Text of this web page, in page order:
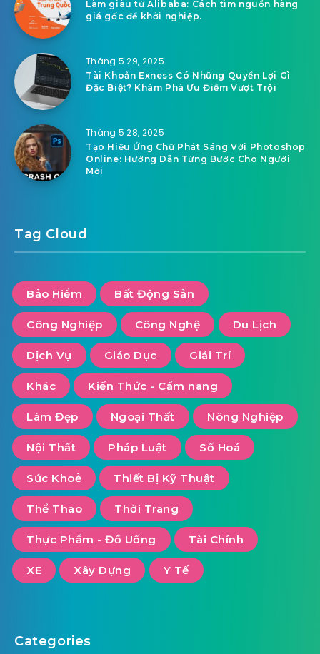
Làm giàu từ Alibaba: Cách tìm nguồn hàng
giá gốc để khởi nghiệp.
Tháng 5 29, 2025
Tài Khoản Exness Có Những Quyền Lợi Gì
Đặc Biệt? Khám Phá Ưu Điểm Vượt Trội
Tháng 5 28, 2025
Tạo Hiệu Ứng Chữ Phát Sáng Với Photoshop
Online: Hướng Dẫn Từng Bước Cho Người
Mới
Tag Cloud
Bảo Hiểm Bất Động Sản
Công Nghiệp Công Nghệ Du Lịch
Dịch Vụ Giáo Dục Giải Trí
Khác Kiến Thức - Cẩm nang
Làm Đẹp Ngoại Thất Nông Nghiệp
Nội Thất Pháp Luật Số Hoá
Sức Khoẻ Thiết Bị Kỹ Thuật
Thể Thao Thời Trang
Thực Phẩm - Đồ Uống Tài Chính
XE Xây Dựng Y Tế
Categories